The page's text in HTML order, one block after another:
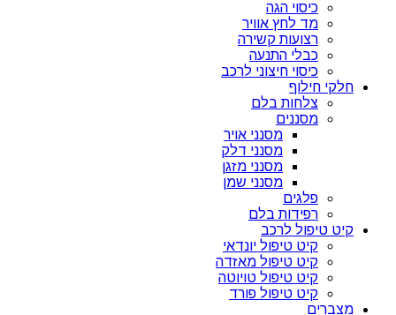
כיסוי הגה
מד לחץ אוויר
רצועות קשירה
כבלי התנעה
כיסוי חיצוני לרכב
חלקי חילוף
צלחות בלם
מסננים
מסנני אויר
מסנני דלק
מסנני מזגן
מסנני שמן
פלגים
רפידות בלם
קיט טיפול לרכב
קיט טיפול יונדאי
קיט טיפול מאזדה
קיט טיפול טויוטה
קיט טיפול פורד
מצברים